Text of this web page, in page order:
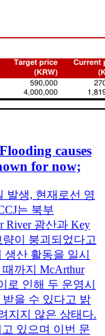
causes
for now;
발생, 현재로선 영
는 북부
River 광산과 Key
이 붕괴되었다고
산 활동을 일시
까지 McArthur
로 인해 두 운영시
을 수 있다고 밝
지지 않은 상태다.
있으며 이번 문